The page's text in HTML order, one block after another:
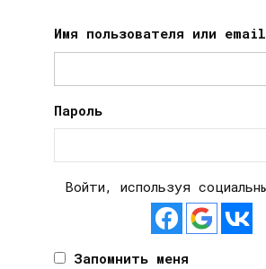
Имя пользователя или email
Пароль
Войти, используя
Запомнить меня